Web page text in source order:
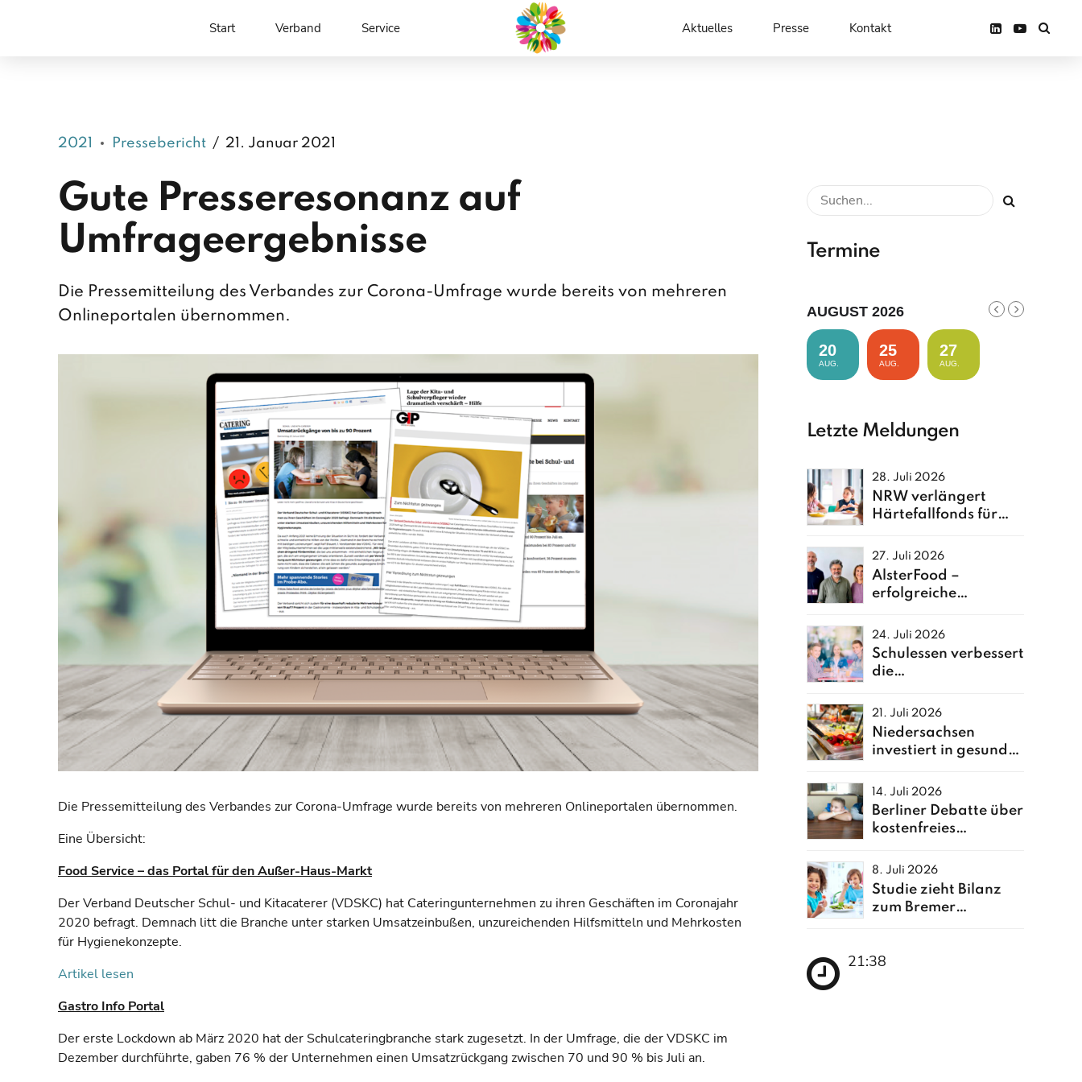
Start Verband Service Aktuelles Presse Kontakt
2021 Pressebericht 21. Januar 2021
Gute Presseresonanz auf
Umfrageergebnisse
Die Pressemitteilung des Verbandes zur Corona-Umfrage wurde bereits von mehreren
Onlineportalen übernommen.
Die Pressemitteilung des Verbandes zur Corona-Umfrage wurde bereits von mehreren Onlineportalen übernommen.
Eine Übersicht:
Food Service – das Portal für den Außer-Haus-Markt
Der Verband Deutscher Schul- und Kitacaterer (VDSKC) hat Cateringunternehmen zu ihren Geschäften im Coronajahr
2020 befragt. Demnach litt die Branche unter starken Umsatzeinbußen, unzureichenden Hilfsmitteln und Mehrkosten
für Hygienekonzepte.
Artikel lesen
Gastro Info Portal
Der erste Lockdown ab März 2020 hat der Schulcateringbranche stark zugesetzt. In der Umfrage, die der VDSKC im
Dezember durchführte, gaben 76 % der Unternehmen einen Umsatzrückgang zwischen 70 und 90 % bis Juli an.
Termine
AUGUST 2026
20
AUG.
25
AUG.
27
AUG.
Letzte Meldungen
28. Juli 2026
NRW verlängert
Härtefallfonds für
27. Juli 2026
AlsterFood –
erfolgreiche
Hamburger
Großküche
24. Juli 2026
Schulessen verbessert
die
von Kindern
21. Juli 2026
Niedersachsen
investiert in gesunde
14. Juli 2026
Berliner Debatte über
kostenfreies
entfacht
8. Juli 2026
Studie zieht Bilanz
zum Bremer
21:38